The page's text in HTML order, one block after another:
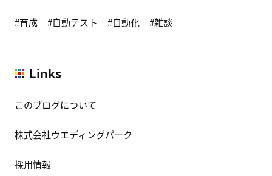
育成 自動テスト 自動化 雑談
Links
このブログについて
株式会社ウエディングパーク
採用情報